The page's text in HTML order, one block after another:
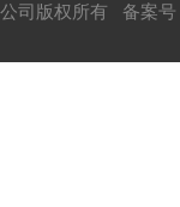
司版权所有 备案号